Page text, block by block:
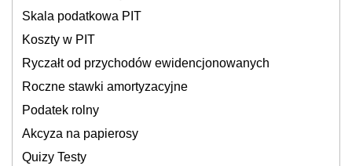
Skala podatkowa PIT
Koszty w PIT
Ryczałt od przychodów ewidencjonowanych
Roczne stawki amortyzacyjne
Podatek rolny
Akcyza na papierosy
Quizy Testy